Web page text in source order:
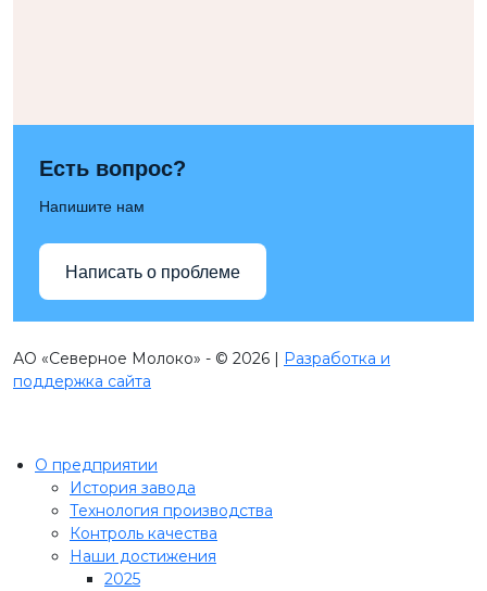
Есть вопрос?
Напишите нам
Написать о проблеме
АО «Северное Молоко» - © 2026 |
Разработка и
поддержка сайта
О предприятии
История завода
Технология производства
Контроль качества
Наши достижения
2025